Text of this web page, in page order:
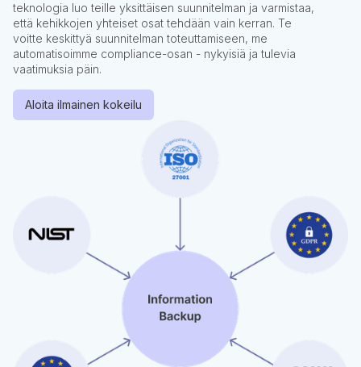
teknologia luo teille yksittäisen suunnitelman ja varmistaa,
että kehikkojen yhteiset osat tehdään vain kerran. Te
voitte keskittyä suunnitelman toteuttamiseen, me
automatisoimme compliance-osan - nykyisiä ja tulevia
vaatimuksia päin.
Aloita ilmainen kokeilu